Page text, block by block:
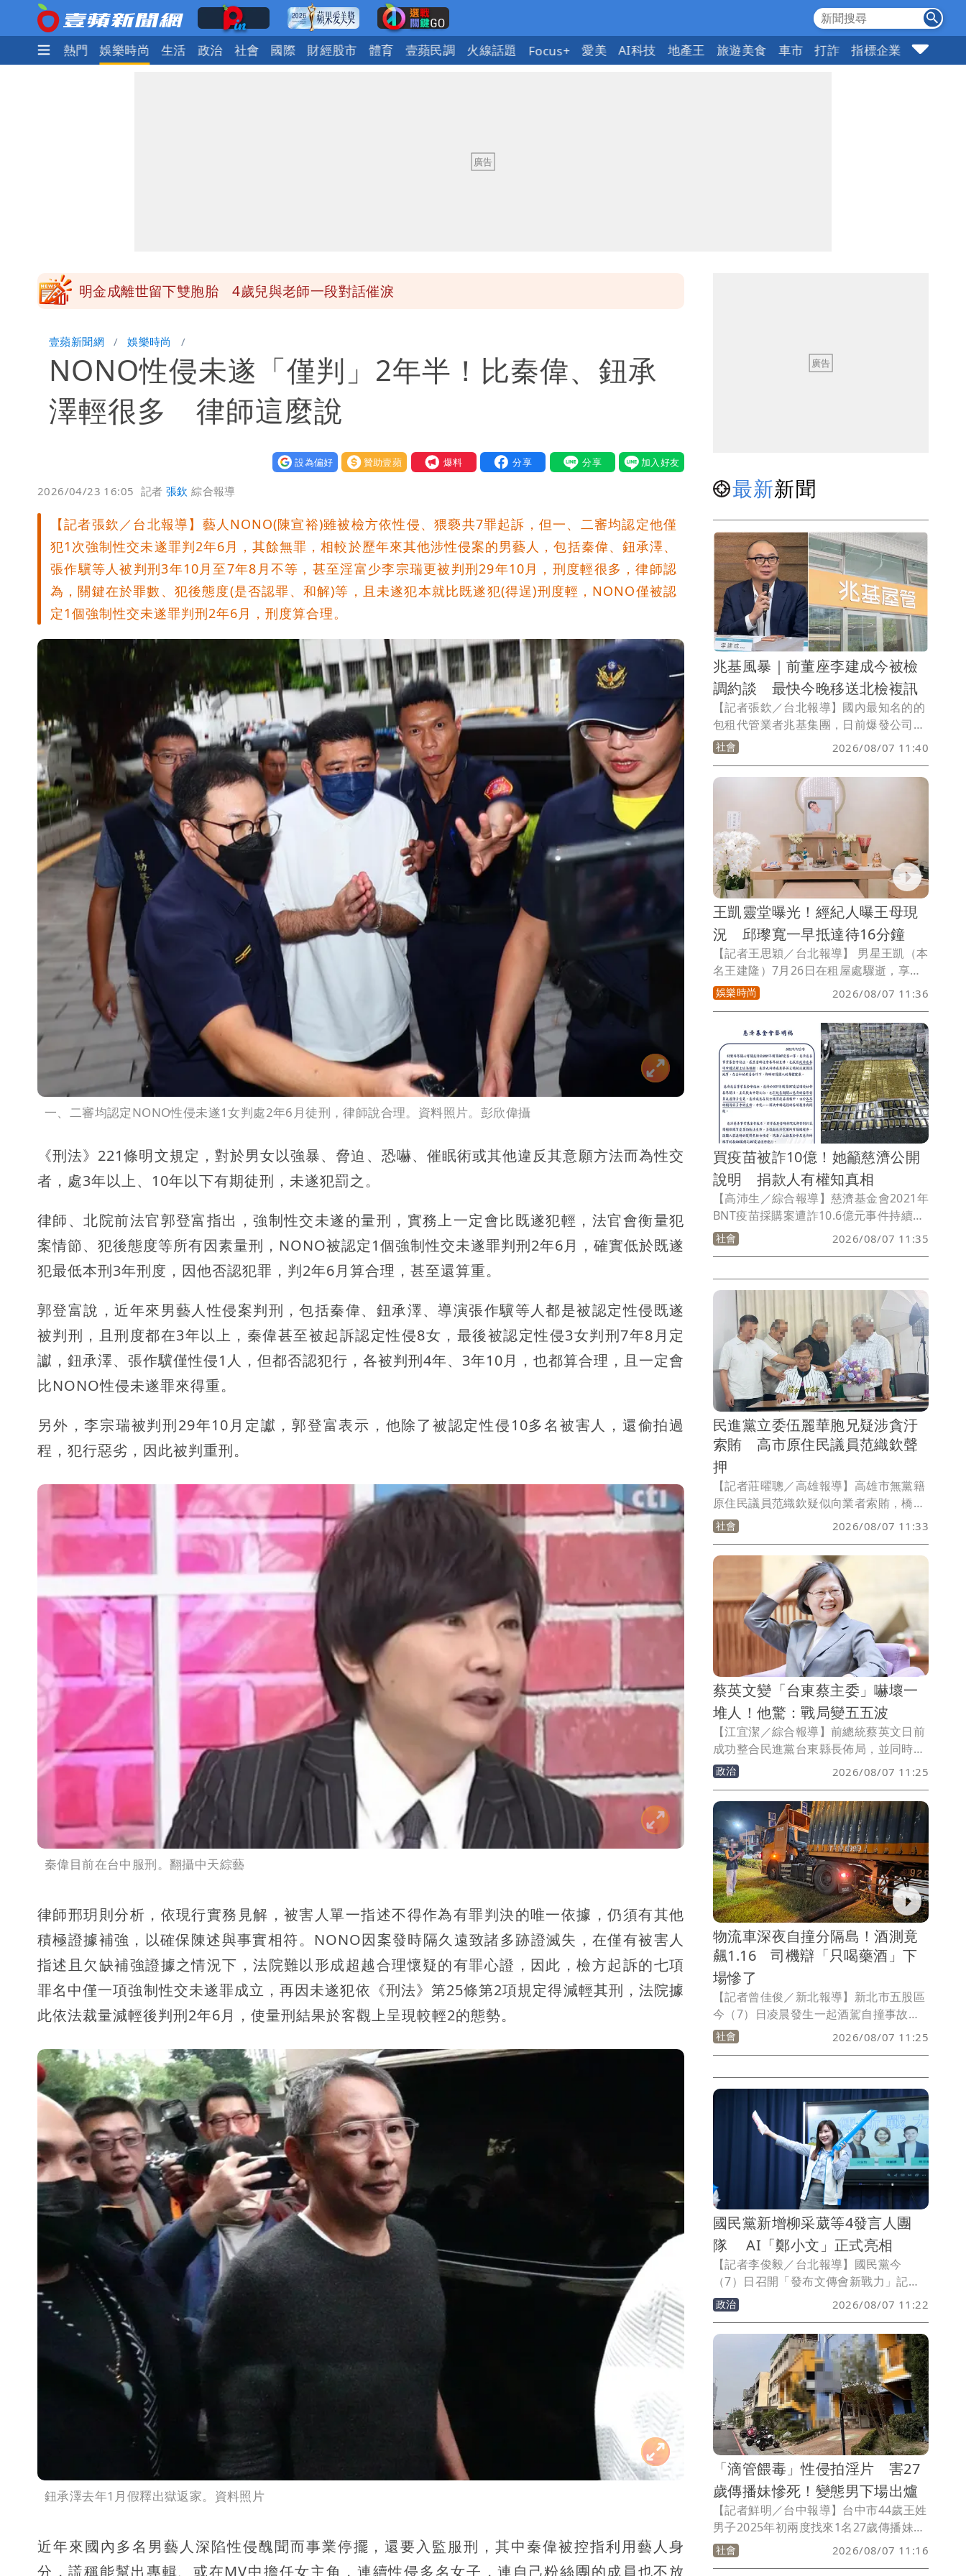
焦點 熱門 娛樂時尚 生活 政治 社會 國際 財經股市 體育 壹蘋民調 火線話題 Focus+ 愛美 AI科技 地產王 旅遊美食 車市 打詐 指標企業 壹蘋頭家
演習登場！搭雙鐵、航班3大注意事項快看
蔣萬安民調只贏5％「現任優勢去哪？」媒體人嘆：真的該緊張了
97萬網紅「肥大叔」驚傳猝逝！最後身影曝 網驚覺不對
蔡英文變「台東蔡主委」嚇壞一堆人！他驚：戰局變五五波
壹蘋新聞網 娛樂時尚
NONO性侵未遂「僅判」2年半！比秦偉、鈕承
澤輕很多 律師這麼說
設為偏好 贊助壹蘋 我要爆料
2026/04/23 16:05 記者張欽 綜合報導
【記者張欽／台北報導】藝人NONO(陳宣裕)雖被檢方依性侵、猥褻共7罪起訴，但一、二審均認定他僅
犯1次強制性交未遂罪判2年6月，其餘無罪，相較於歷年來其他涉性侵案的男藝人，包括秦偉、鈕承澤、
張作驥等人被判刑3年10月至7年8月不等，甚至淫富少李宗瑞更被判刑29年10月，刑度輕很多，律師認
為，關鍵在於罪數、犯後態度(是否認罪、和解)等，且未遂犯本就比既遂犯(得逞)刑度輕，NONO僅被認
定1個強制性交未遂罪判刑2年6月，刑度算合理。
一、二審均認定NONO性侵未遂1女判處2年6月徒刑，律師說合理。資料照片。彭欣偉攝
《刑法》221條明文規定，對於男女以強暴、脅迫、恐嚇、催眠術或其他違反其意願方法而為性交
者，處3年以上、10年以下有期徒刑，未遂犯罰之。
律師、北院前法官郭登富指出，強制性交未遂的量刑，實務上一定會比既遂犯輕，法官會衡量犯
案情節、犯後態度等所有因素量刑，NONO被認定1個強制性交未遂罪判刑2年6月，確實低於既遂
犯最低本刑3年刑度，因他否認犯罪，判2年6月算合理，甚至還算重。
郭登富說，近年來男藝人性侵案判刑，包括秦偉、鈕承澤、導演張作驥等人都是被認定性侵既遂
被判刑，且刑度都在3年以上，秦偉甚至被起訴認定性侵8女，最後被認定性侵3女判刑7年8月定
讞，鈕承澤、張作驥僅性侵1人，但都否認犯行，各被判刑4年、3年10月，也都算合理，且一定會
比NONO性侵未遂罪來得重。
另外，李宗瑞被判刑29年10月定讞，郭登富表示，他除了被認定性侵10多名被害人，還偷拍過
程，犯行惡劣，因此被判重刑。
秦偉目前在台中服刑。翻攝中天綜藝
律師邢玥則分析，依現行實務見解，被害人單一指述不得作為有罪判決的唯一依據，仍須有其他
積極證據補強，以確保陳述與事實相符。NONO因案發時隔久遠致諸多跡證滅失，在僅有被害人
指述且欠缺補強證據之情況下，法院難以形成超越合理懷疑的有罪心證，因此，檢方起訴的七項
罪名中僅一項強制性交未遂罪成立，再因未遂犯依《刑法》第25條第2項規定得減輕其刑，法院據
此依法裁量減輕後判刑2年6月，使量刑結果於客觀上呈現較輕2的態勢。
鈕承澤去年1月假釋出獄返家。資料照片
近年來國內多名男藝人深陷性侵醜聞而事業停擺，還要入監服刑，其中秦偉被控指利用藝人身
分，謊稱能幫出專輯、或在MV中擔任女主角，連續性侵多名女子，連自己粉絲團的成員也不放
最新新聞
兆基風暴｜前董座李建成今被檢
調約談 最快今晚移送北檢複訊
【記者張欽／台北報導】國內最知名的的
包租代管業者兆基集團，日前爆發公司債
兌付風暴，公司債兌付危機，傳出資金缺
口上百億元，已有200多名投資人組成自
救會。兆基屋管日前發聲明強調，原任董
事長李建成已於7月29日辭任公司所有職
務，兆基屋管財務、資金獨立運作，客戶
權益不受影響。不過，北檢今（7日）早
指揮調查局北機站發動搜索，據了解，兆
基前董事長李建成被搜索後，目前已被調
查局人員帶到北機站偵訊，全案已進入司
法調查，依照檢調辦案程序，李建成訊後
將移送北檢複訊。
社會 2026/08/07 11:40
王凱靈堂曝光！經紀人曝王母現
況 邱瓈寬一早抵達待16分鐘
【記者王思穎／台北報導】 男星王凱（本
名王建隆）7月26日在租屋處驟逝，享年
43歲。今（7日）起靈堂連3天開放供親友
弔唁。邱瓈寬（寬姐）首先出現靈堂打
點，見媒體便簡單打招呼，快步進入靈
堂，待了16分鐘，便快速離開，寬姐預計
連三天都會來，外傳寬姐是王凱乾媽，但
遭否認，寬姐特助Jeff今說：「她就是我
們的大姐。」王凱靈堂內部也曝光。
娛樂時尚 2026/08/07 11:36
買疫苗被詐10億！她籲慈濟公開
說明 捐款人有權知真相
【高沛生／綜合報導】慈濟基金會2021年
BNT疫苗採購案遭詐10.6億元事件持續延
燒，前彰化律師公會理事長陳昱瑄等17人
已遭台中地檢署依詐欺取財等罪起訴。政
主動召開記者會，完整說明當年採購疫苗
遭詐騙的始末，並公開當年撥款核發流程
及相關文件，讓參與捐款的大眾了解資金
運用情形，「捐款人有權知道真相，也應
該有一個交代。」
社會 2026/08/07 11:35
民進黨立委伍麗華胞兄疑涉貪汙
索賄 高市原住民議員范織欽聲
押
【記者莊曜聰／高雄報導】高雄市無黨籍
原住民議員范織欽疑似向業者索賄，橋頭
地檢昨（6）日行動，指揮高雄市調處發
動搜索，並傳喚他到案說明，經檢察官漏
夜訊問，認為范織欽嫌疑重大，今天凌晨
向橋頭地院聲請羈押，范織欽臉書最後一
篇發文停留在5日，他參加教會安息日活
動，文內寫下「身為高雄市議員，我深知
這份職責不是權力，而是責任」。
社會 2026/08/07 11:33
蔡英文變「台東蔡主委」嚇壞一
堆人！他驚：戰局變五五波
【江宜潔／綜合報導】前總統蔡英文日前
成功整合民進黨台東縣長佈局，並同時拋
出震撼彈、宣布擔任參選人陳瑩競選總部
主任委員，隨後她又合體台東縣長饒慶
鈴、大方給予肯定，接連舉動嚇壞一堆
人；不過，媒體人黃暐瀚分析，如今「蔡
主委」的出現可能會使台東這局變五五
波，並解釋原因。
政治 2026/08/07 11:25
物流車深夜自撞分隔島！酒測竟
飆1.16 司機辯「只喝藥酒」下
場慘了
【記者曾佳俊／新北報導】新北市五股區
今（7）日凌晨發生一起酒駕自撞事故。
一名嘉里大榮物流56歲李姓司機駕駛聯結
車載貨行經新五路二段時，不明原因突然
理，雖然現場無人傷亡，但酒測結果卻讓
員警傻眼，李男酒測值高達1.16mg/L，
遠超法定標準。李男辯稱自己出車前「只
有喝藥酒」，仍難逃公共危險罪嫌，當場
遭逮捕移送，車輛也被移置保管、駕照吊
社會 2026/08/07 11:25
國民黨新增柳采葳等4發言人團
隊 AI「鄭小文」正式亮相
【記者李俊毅／台北報導】國民黨今
（7）日召開「發布文傳會新戰力」記者
會，公布四位新任發言人，並首度發表國
民黨AI發言人「鄭小文」，全力備戰年底
九合一選舉。文傳會主委陳以信介紹四位
文傳會發言人，包括台北市議員柳采葳、
新北市議員呂家愷、台南市議員蔡宗豪、
高雄市議員陳麗娜等，他強調，四位發言
人皆是六都現任議員中的重要戰將，多為
政壇新秀，此次邀請加入文傳會，是因應
年底大選所做的新戰力規劃。未來將透過
KMTV直播及議題記者會等方式，讓中央
與地方戰力更加緊密連結。
政治 2026/08/07 11:22
「滴管餵毒」性侵拍淫片 害27
歲傳播妹慘死！變態男下場出爐
【記者鮮明／台中報導】台中市44歲王姓
男子2025年初兩度找來1名27歲傳播妹，
到北屯區1家汽車旅館喝酒玩樂，並提供
毒品咖啡包供她施用，竟利用她昏迷之際
社會 2026/08/07 11:16